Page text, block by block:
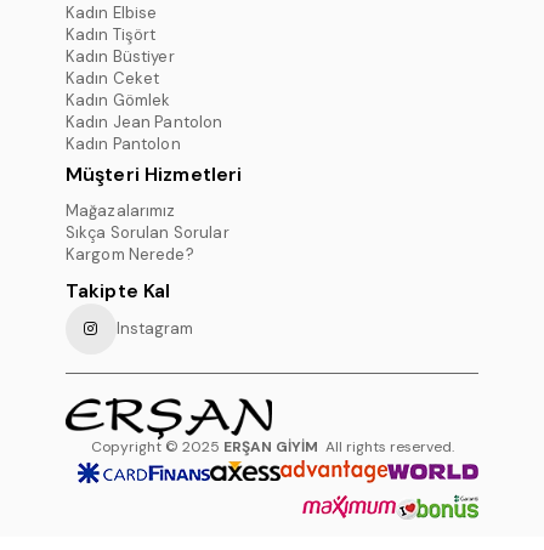
Kadın Elbise
Kadın Tişört
Kadın Büstiyer
Kadın Ceket
Kadın Gömlek
Kadın Jean Pantolon
Kadın Pantolon
Müşteri Hizmetleri
Mağazalarımız
Sıkça Sorulan Sorular
Kargom Nerede?
Takipte Kal
Instagram
Copyright © 2025 ERŞAN GİYİM All rights reserved.